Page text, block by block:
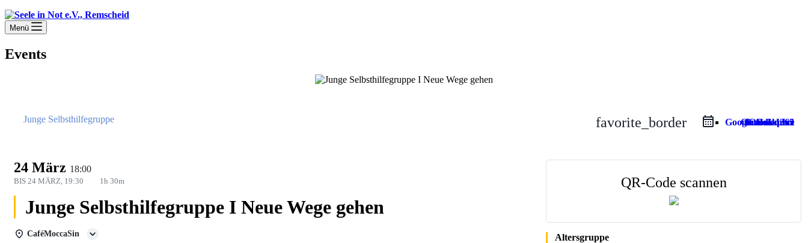
Menü
Events
Junge Selbsthilfegruppe favorite_border iCal Export
Google Calendar
Outlook 365
Outlook Live
24 März 18:00
BIS 24 MÄRZ, 19:30 1h 30m
Junge Selbsthilfegruppe I Neue Wege gehen
CaféMoccaSin
QR-Code scannen
Altersgruppe